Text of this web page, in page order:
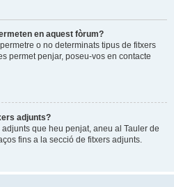
en aquest fòrum?
o no determinats tipus de fitxers
permet penjar, poseu-vos en contacte
adjunts?
que heu penjat, aneu al Tauler de
fins a la secció de fitxers adjunts.